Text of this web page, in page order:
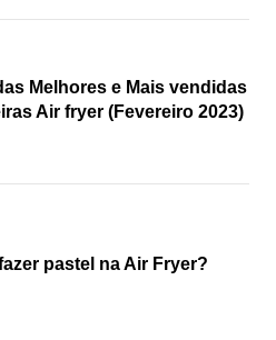
Melhores e Mais vendidas
Air fryer (Fevereiro 2023)
pastel na Air Fryer?